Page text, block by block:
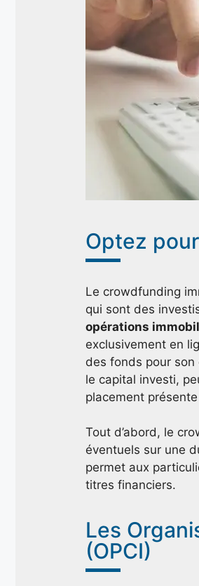
Optez
Le crowdfunding
qui sont des
opérations
exclusivement en
des fonds pour
le capital investi,
placement
Tout d’abord, le
éventuels sur une
permet aux
titres financiers.
Les
(OPCI)